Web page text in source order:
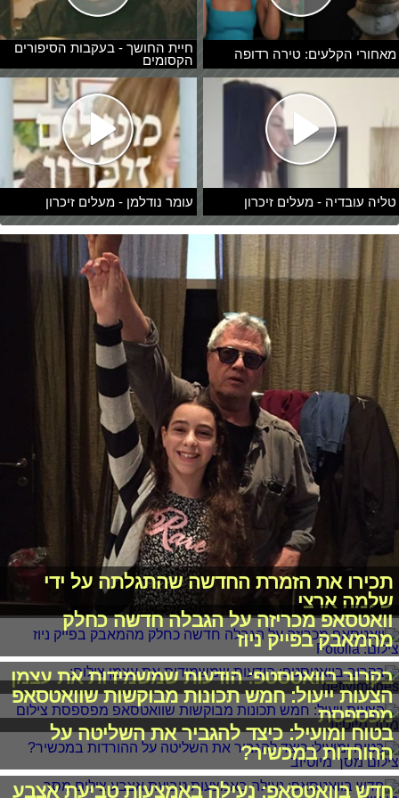
מאחורי הקלעים: טירה רדופה
חיית החושך - בעקבות הסיפורים
הקסומים
טליה עובדיה - מעלים זיכרון עומר נודלמן - מעלים זיכרון
תכירו את הזמרת החדשה שהתגלתה על ידי
שלמה ארצי
וואטסאפ מכריזה על הגבלה חדשה כחלק
מהמאבק בפייק ניוז
בקרוב בוואטסטפ: הודעות שמשמידות את עצמן
הצעות ייעול: חמש תכונות מבוקשות שוואטסאפ
מפספסת
בטוח ומועיל: כיצד להגביר את השליטה על
ההורדות במכשיר?
חדש בוואטסאפ: נעילה באמצעות טביעת אצבע